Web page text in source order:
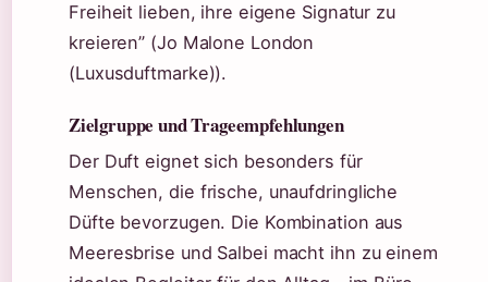
Freiheit lieben, ihre eigene Signatur zu
kreieren” (Jo Malone London
(Luxusduftmarke)).
Zielgruppe und Trageempfehlungen
Der Duft eignet sich besonders für
Menschen, die frische, unaufdringliche
Düfte bevorzugen. Die Kombination aus
Meeresbrise und Salbei macht ihn zu einem